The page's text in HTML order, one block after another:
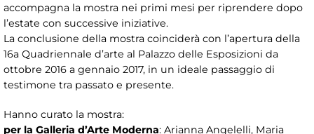
accompagna la mostra nei primi mesi per riprendere dopo
l’estate con successive iniziative.
La conclusione della mostra coinciderà con l’apertura della
16a Quadriennale d’arte al Palazzo delle Esposizioni da
ottobre 2016 a gennaio 2017, in un ideale passaggio di
testimone tra passato e presente.
Hanno curato la mostra:
per la Galleria d’Arte Moderna: Arianna Angelelli, Maria